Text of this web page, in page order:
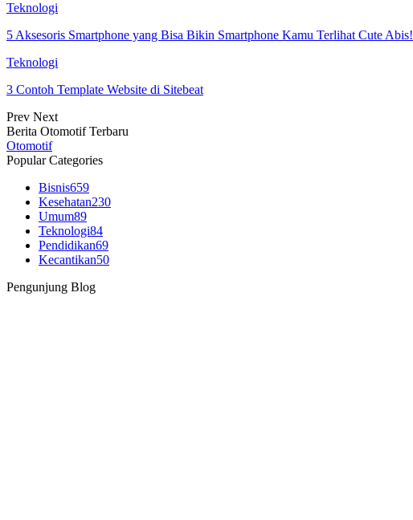
Teknologi
5 Aksesoris Smartphone yang Bisa Bikin Smartphone Kamu Terlihat Cute Abis!
Teknologi
3 Contoh Template Website di Sitebeat
Prev Next
Berita Otomotif Terbaru
Otomotif
Popular Categories
Bisnis659
Kesehatan230
Umum89
Teknologi84
Pendidikan69
Kecantikan50
Pengunjung Blog